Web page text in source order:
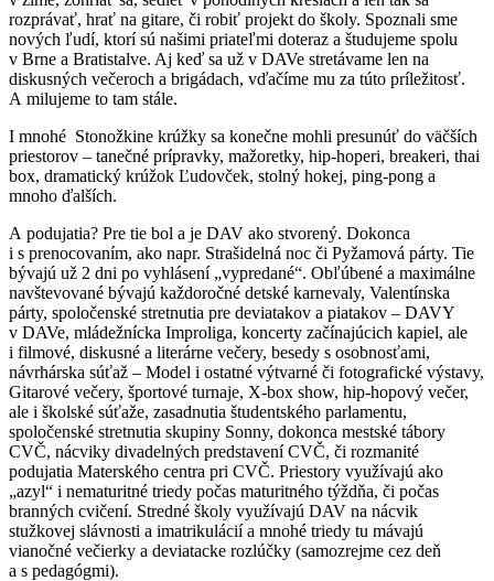
rozprávať, hrať na gitare, či robiť projekt do školy. Spoznali sme
nových ľudí, ktorí sú našimi priateľmi doteraz a študujeme spolu
v Brne a Bratistalve. Aj keď sa už v DAVe stretávame len na
diskusných večeroch a brigádach, vďačíme mu za túto príležitosť.
A milujeme to tam stále.
I mnohé Stonožkine krúžky sa konečne mohli presunúť do väčších
priestorov – tanečné prípravky, mažoretky, hip-hoperi, breakeri, thai
box, dramatický krúžok Ľudovček, stolný hokej, ping-pong a
mnoho ďalších.
A podujatia? Pre tie bol a je DAV ako stvorený. Dokonca
i s prenocovaním, ako napr. Strašidelná noc či Pyžamová párty. Tie
bývajú už 2 dni po vyhlásení „vypredané“. Obľúbené a maximálne
navštevované bývajú každoročné detské karnevaly, Valentínska
párty, spoločenské stretnutia pre deviatakov a piatakov – DAVY
v DAVe, mládežnícka Improliga, koncerty začínajúcich kapiel, ale
i filmové, diskusné a literárne večery, besedy s osobnosťami,
návrhárska súťaž – Model i ostatné výtvarné či fotografické výstavy,
Gitarové večery, športové turnaje, X-box show, hip-hopový večer,
ale i školské súťaže, zasadnutia študentského parlamentu,
spoločenské stretnutia skupiny Sonny, dokonca mestské tábory
CVČ, nácviky divadelných predstavení CVČ, či rozmanité
podujatia Materského centra pri CVČ. Priestory využívajú ako
„azyl“ i nematuritné triedy počas maturitného týždňa, či počas
branných cvičení. Stredné školy využívajú DAV na nácvik
stužkovej slávnosti a imatrikulácií a mnohé triedy tu mávajú
vianočné večierky a deviatacke rozlúčky (samozrejme cez deň
a s pedagógmi).